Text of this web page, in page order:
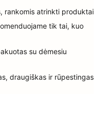
rankomis atrinkti produktai
tik tai, kuo
su dėmesiu
draugiškas ir rūpestingas